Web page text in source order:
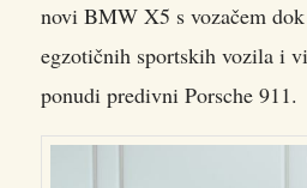
novi BMW X5 s vozačem
egzotičnih sportskih vozila i
ponudi predivni Porsche 911.